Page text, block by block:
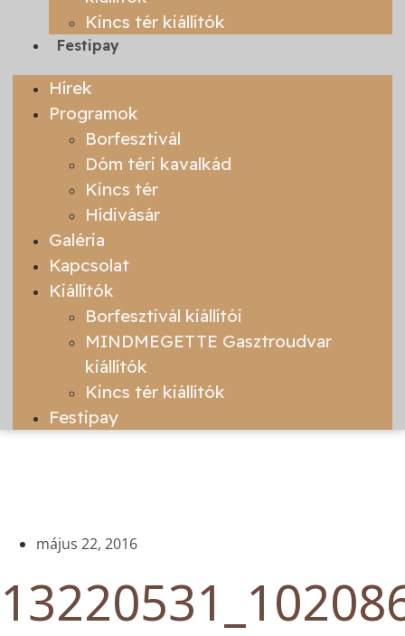
Kincs tér kiállítók
Festipay
Hírek
Programok
Borfesztivál
Dóm téri kavalkád
Kincs tér
Hídivásár
Galéria
Kapcsolat
Kiállítók
Borfesztivál kiállítói
MINDMEGETTE Gasztroudvar
kiállítók
Kincs tér kiállítók
Festipay
május 22, 2016